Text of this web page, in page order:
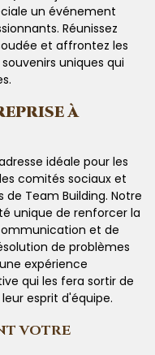
un événement
Réunissez
et affrontez les
uniques qui
À
idéale pour les
comités sociaux et
Team Building. Notre
unique de renforcer la
et de
de problèmes
expérience
qui les fera sortir de
esprit d'équipe.
VOTRE